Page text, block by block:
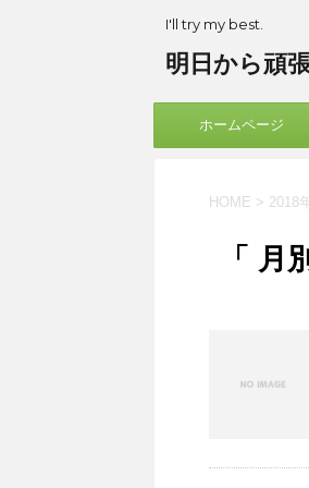
I'll try my best.
明日から頑
ホームページ
HOME > 2018
「 月